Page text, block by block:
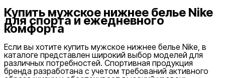
Купить мужское нижнее белье Nike
для спорта и ежедневного
комфорта
Если вы хотите купить мужское нижнее белье Nike, в
каталоге представлен широкий выбор моделей для
различных потребностей. Спортивная продукция
бренда разработана с учетом требований активного